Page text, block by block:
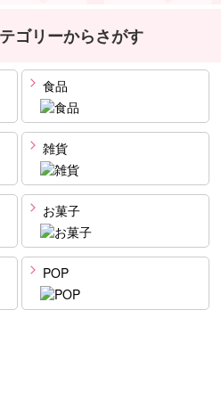
ゴリーからさがす
食品
雑貨
お菓子
POP